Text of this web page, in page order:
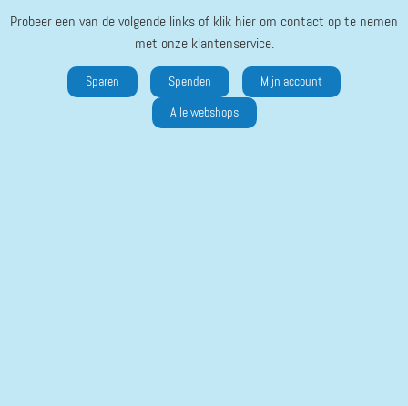
Probeer een van de volgende links of klik hier om contact op te nemen
met onze klantenservice.
Sparen Spenden Mijn account
Alle webshops